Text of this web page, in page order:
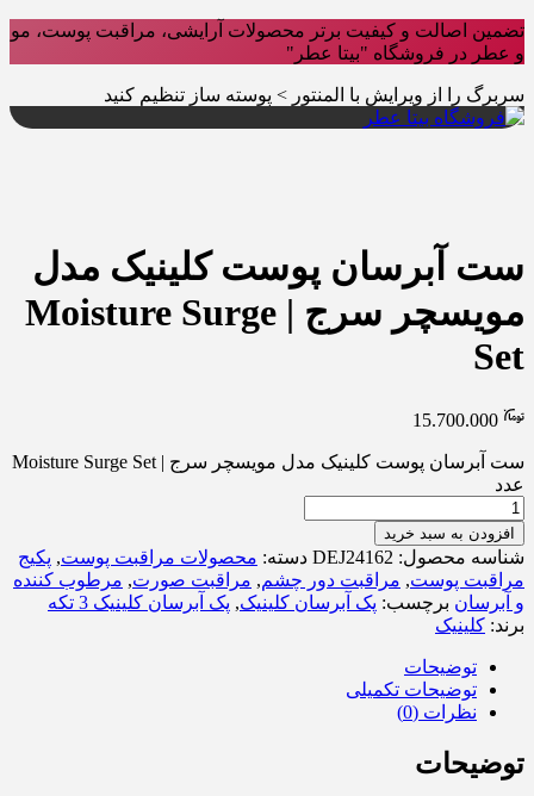
تضمین اصالت و کیفیت برتر محصولات آرایشی، مراقبت پوست، مو
و عطر در فروشگاه "بیتا عطر"
سربرگ را از ویرایش با المنتور > پوسته ساز تنظیم کنید
ست آبرسان پوست کلینیک مدل
مویسچر سرج | Moisture Surge
Set
15.700.000
ست آبرسان پوست کلینیک مدل مویسچر سرج | Moisture Surge Set
عدد
افزودن به سبد خرید
شناسه محصول: DEJ24162 دسته: محصولات مراقبت پوست, پکیج
مراقبت پوست, مراقبت دور چشم, مراقبت صورت, مرطوب کننده
و آبرسان برچسب: پک آبرسان کلینیک, پک آبرسان کلینیک 3 تکه
برند: کلینیک
توضیحات
توضیحات تکمیلی
نظرات (0)
توضیحات